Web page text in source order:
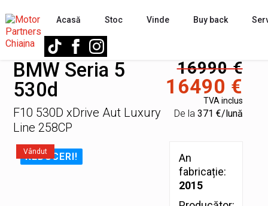
Acasă Stoc Vinde Buy back
BMW Seria 5
530d
F10 530D xDrive Aut Luxury
Line 258CP
16990 €
16490 €
TVA inclus
De la 371 €/lună
REDUCERI!
Vândut
An
fabricație:
2015